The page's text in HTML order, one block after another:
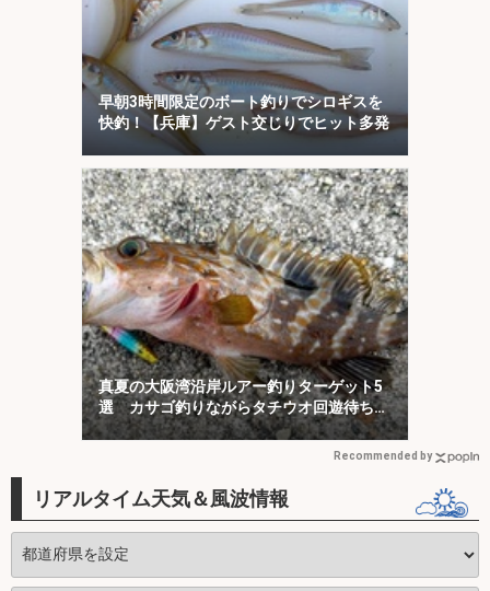
早朝3時間限定のボート釣りでシロギスを
快釣！【兵庫】ゲスト交じりでヒット多発
真夏の大阪湾沿岸ルアー釣りターゲット5
選 カサゴ釣りながらタチウオ回遊待ちが
オススメ？
Recommended by
リアルタイム天気＆風波情報